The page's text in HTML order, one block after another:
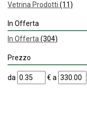
Vetrina Prodotti (11)
In Offerta
In Offerta (304)
Prezzo
filtra
da
da €
filtra
a
a